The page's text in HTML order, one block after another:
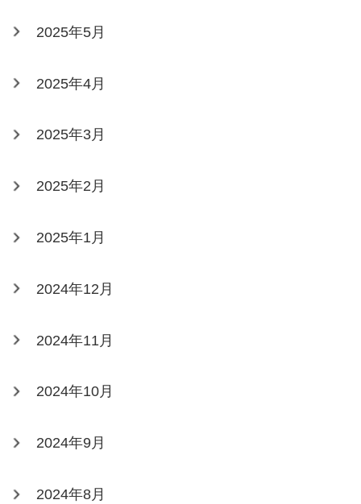
2025年5月
2025年4月
2025年3月
2025年2月
2025年1月
2024年12月
2024年11月
2024年10月
2024年9月
2024年8月